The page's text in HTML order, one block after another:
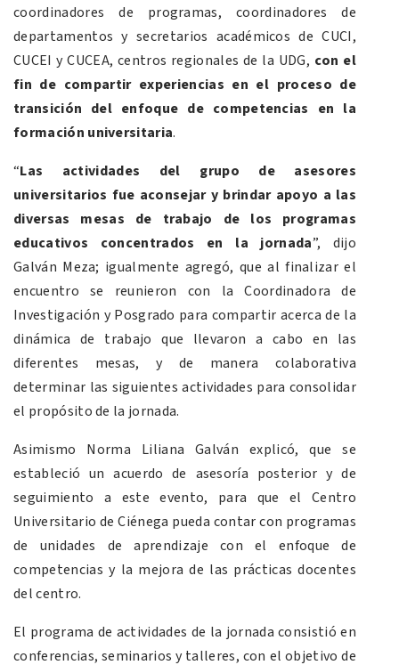
coordinadores de programas, coordinadores de
departamentos y secretarios académicos de CUCI,
CUCEI y CUCEA, centros regionales de la UDG, con el
fin de compartir experiencias en el proceso de
transición del enfoque de competencias en la
formación universitaria.
“Las actividades del grupo de asesores
universitarios fue aconsejar y brindar apoyo a las
diversas mesas de trabajo de los programas
educativos concentrados en la jornada”, dijo
Galván Meza; igualmente agregó, que al finalizar el
encuentro se reunieron con la Coordinadora de
Investigación y Posgrado para compartir acerca de la
dinámica de trabajo que llevaron a cabo en las
diferentes mesas, y de manera colaborativa
determinar las siguientes actividades para consolidar
el propósito de la jornada.
Asimismo Norma Liliana Galván explicó, que se
estableció un acuerdo de asesoría posterior y de
seguimiento a este evento, para que el Centro
Universitario de Ciénega pueda contar con programas
de unidades de aprendizaje con el enfoque de
competencias y la mejora de las prácticas docentes
del centro.
El programa de actividades de la jornada consistió en
conferencias, seminarios y talleres, con el objetivo de